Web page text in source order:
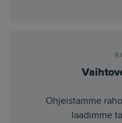
Ohjeistamme
laadimme